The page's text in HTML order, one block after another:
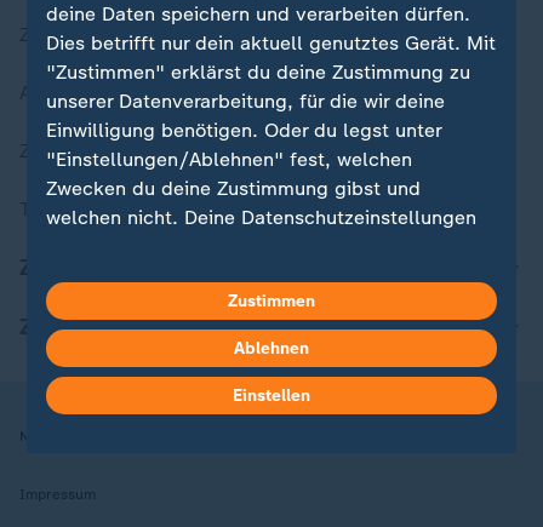
Zuletzt veröffentlicht
Aktuelle Sendungs-Videos
ZDFheute Stories
Themen im Überblick
ZDFheute Apps
Nutzungsbedingungen
Impressum
deine Daten speichern und verarbeiten dürfen.
Dies betrifft nur dein aktuell genutztes Gerät. Mit
"Zustimmen" erklärst du deine Zustimmung zu
unserer Datenverarbeitung, für die wir deine
Einwilligung benötigen. Oder du legst unter
"Einstellungen/Ablehnen" fest, welchen
Zwecken du deine Zustimmung gibst und
welchen nicht. Deine Datenschutzeinstellungen
Hier findest du das Impressum.
Weitere Informationen findest du in unserer
Datenschutzerklärung.
Zustimmen
Ablehnen
Einstellen